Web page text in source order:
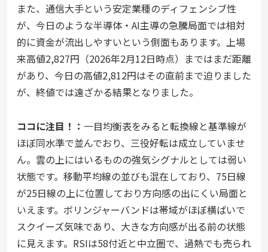
また、通信大手という安定業種のディフェンシブ性
が、今日のような半導体・AI主導の急騰局面では相対
的に資金が流出しやすいという側面もあります。上場
来高値2,827円（2026年2月12日時点）まではまだ距離
があり、今日の高値2,812円はその直前まで迫りました
が、終値では遠ざかる結果となりました。
ココに注目！： 一目均衡表をみると転換線と基準線が
ほぼ同水準で並んでおり、三役好転は成立していませ
ん。雲の上にはいるものの強気シグナルとしては弱い
状態です。移動平均線の並びも混在しており、75日線
が25日線の上に位置しており方向感の出にくい局面と
いえます。ボリンジャーバンドは帯域がほぼ横ばいで
スクイーズ気味であり、大きな方向感が出る前の状態
に見えます。RSIは58付近と中立圏で、過熱でも売られ